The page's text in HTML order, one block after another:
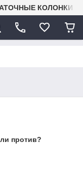
КОЛОНКИ
против?